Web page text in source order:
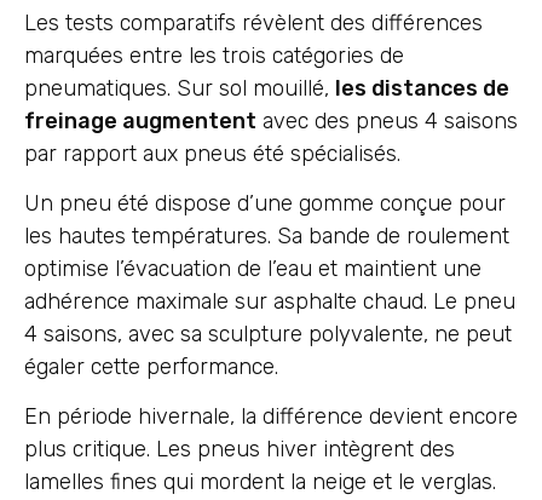
Les tests comparatifs révèlent des différences
marquées entre les trois catégories de
pneumatiques. Sur sol mouillé, les distances de
freinage augmentent avec des pneus 4 saisons
par rapport aux pneus été spécialisés.
Un pneu été dispose d’une gomme conçue pour
les hautes températures. Sa bande de roulement
optimise l’évacuation de l’eau et maintient une
adhérence maximale sur asphalte chaud. Le pneu
4 saisons, avec sa sculpture polyvalente, ne peut
égaler cette performance.
En période hivernale, la différence devient encore
plus critique. Les pneus hiver intègrent des
lamelles fines qui mordent la neige et le verglas.